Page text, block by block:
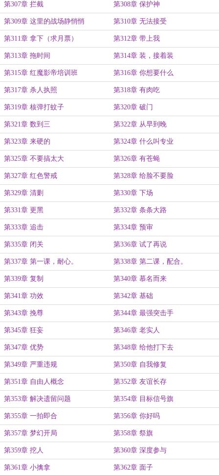
第307章 拦截 第308章 保护神
第309章 这里的战场静悄悄 第310章 无法接受
第311章 拿下（求月票） 第312章 带上我
第313章 拖时间 第314章 装，接着装
第315章 红魔影帝培训班 第316章 你想要什么
第317章 杀人执照 第318章 有肉吃
第319章 核弹打蚊子 第320章 破门
第321章 数到三 第322章 从早到晚
第323章 来硬的 第324章 什么叫专业
第325章 不要搞太大 第326章 有苍蝇
第327章 红色警戒 第328章 给脸不要脸
第329章 清剿 第330章 下场
第331章 更黑 第332章 条条大路
第333章 追击 第334章 预审
第335章 闭关 第336章 试了再说
第337章 第一课，耐心。 第338章 第二课，配合。
第339章 复制 第340章 慕名而来
第341章 功效 第342章 基础
第343章 挽尊 第344章 最强突击手
第345章 狂妄 第346章 老实人
第347章 优势 第348章 给他打下去
第349章 严重违规 第350章 自我修复
第351章 自由人概念 第352章 友谊长存
第353章 解决遗留问题 第354章 目标信号旗
第355章 一拍即合 第356章 你好吗
第357章 梦幻开局 第358章 祭旗
第359章 挖人 第360章 深度参与
第361章 小擒拿 第362章 面子